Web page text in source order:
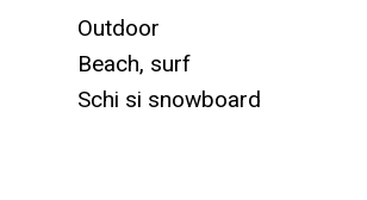
Outdoor
Beach, surf
Schi si snowboard